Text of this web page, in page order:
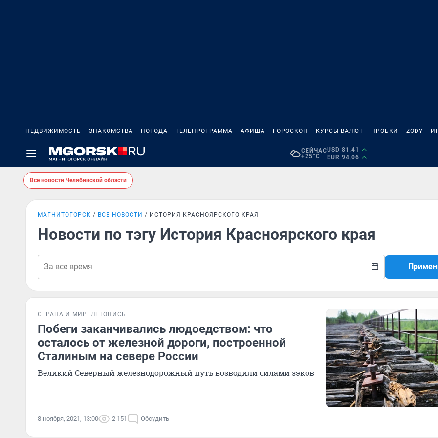
НЕДВИЖИМОСТЬ ЗНАКОМСТВА ПОГОДА ТЕЛЕПРОГРАММА АФИША ГОРОСКОП КУРСЫ ВАЛЮТ ПРОБКИ ZODY
СЕЙЧАС
+25°C
USD 81,41
EUR 94,06
Все новости Челябинской области
МАГНИТОГОРСК ВСЕ НОВОСТИ ИСТОРИЯ КРАСНОЯРСКОГО КРАЯ
Новости по тэгу История Красноярского края
СТРАНА И МИР ЛЕТОПИСЬ
Побеги заканчивались людоедством: что
осталось от железной дороги, построенной
Сталиным на севере России
Великий Северный железнодорожный путь возводили силами зэков
8 ноября, 2021, 13:00 2 151 Обсудить